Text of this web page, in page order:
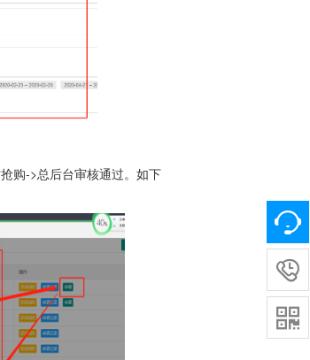
->总后台审核通过。如下

